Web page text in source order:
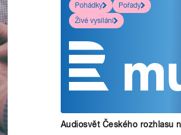
Pohádky
Pořady
Živé vysílání
Audiosvět Českého rozhlasu